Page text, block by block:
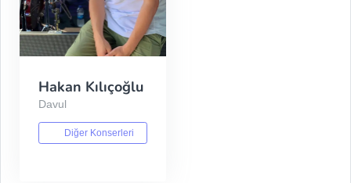
Hakan Kılıçoğlu
Davul
Diğer Konserleri